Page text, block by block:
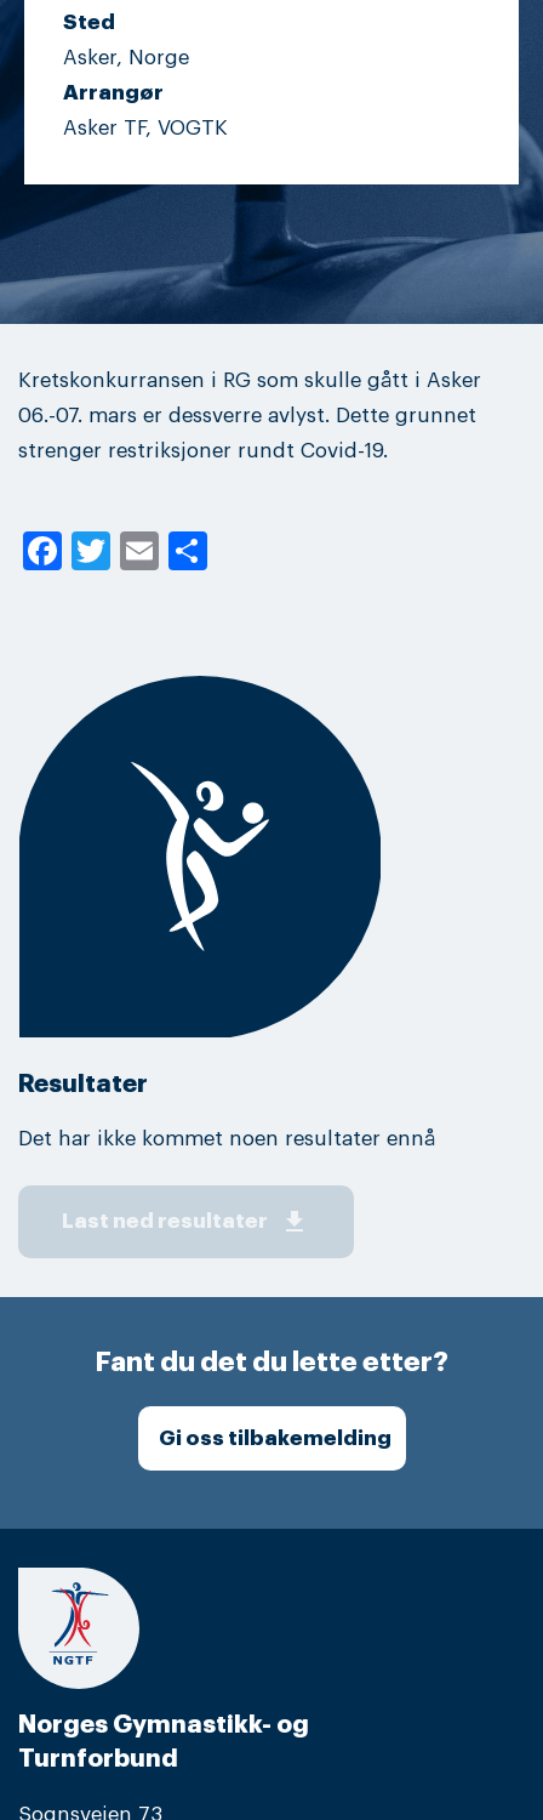
Sted
Asker, Norge
Arrangør
Asker TF, VOGTK
Kretskonkurransen i RG som skulle gått i Asker
06.-07. mars er dessverre avlyst. Dette grunnet
strenger restriksjoner rundt Covid-19.
Facebook
Twitter
Email
Resultater
Det har ikke kommet noen resultater ennå
Last ned resultater get_app
Fant du det du lette etter?
Gi oss tilbakemelding
Norges Gymnastikk- og
Turnforbund
Sognsveien 73